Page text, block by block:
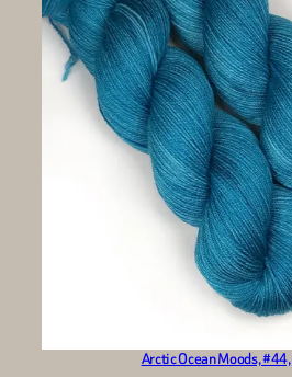
Arctic Ocean Moods,